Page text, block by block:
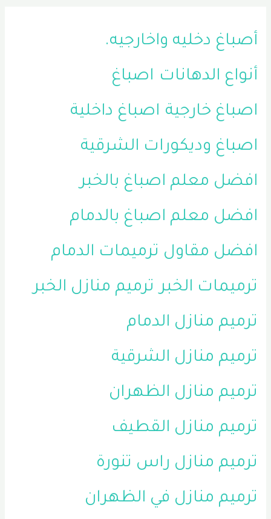
أصباغ دخليه واخارجيه.
أنواع الدهانات اصباغ
اصباغ خارجية اصباغ داخلية
اصباغ وديكورات الشرقية
افضل معلم اصباغ بالخبر
افضل معلم اصباغ بالدمام
افضل مقاول ترميمات الدمام
ترميمات الخبر ترميم منازل الخبر
ترميم منازل الدمام
ترميم منازل الشرقية
ترميم منازل الظهران
ترميم منازل القطيف
ترميم منازل راس تنورة
ترميم منازل في الظهران